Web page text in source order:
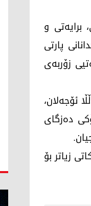
برایەتی و
پارتی
پێکدێت نوێنەرایەتیی زۆربەی
ئۆجەلان،
دەزگای
کاتی زیاتر بۆ